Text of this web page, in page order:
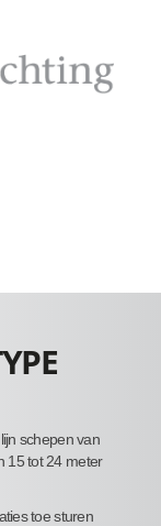
schepen van
15 tot 24 meter
toe sturen